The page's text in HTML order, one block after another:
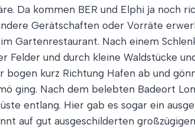
Da kommen BER und Elphi ja noch
Gerätschaften oder Vorräte
Gartenrestaurant. Nach einem
Felder und durch kleine Waldstücke
bogen kurz Richtung Hafen ab und
ging. Nach dem belebten Badeort
entlang. Hier gab es sogar ein
auf gut ausgeschilderten